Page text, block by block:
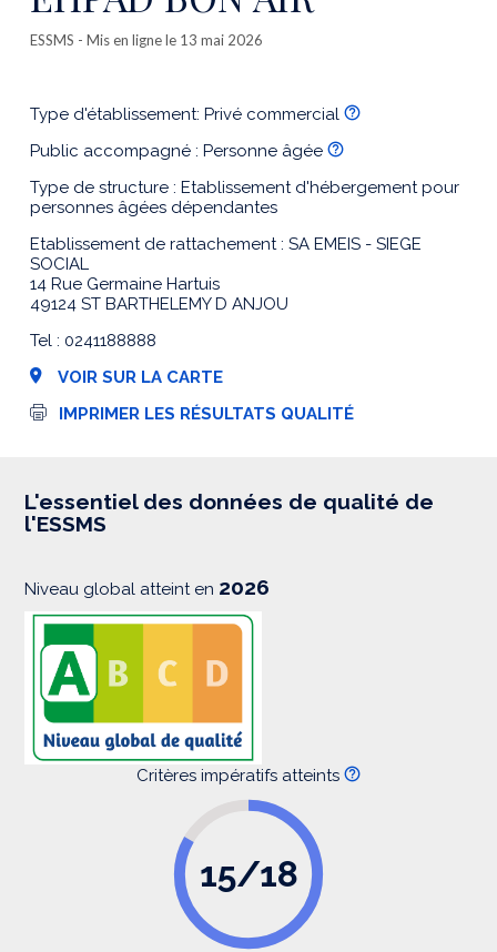
ESSMS - Mis en ligne le 13 mai 2026
Type d'établissement: Privé commercial
Public accompagné : Personne âgée
Type de structure : Etablissement d'hébergement pour
personnes âgées dépendantes
Etablissement de rattachement : SA EMEIS - SIEGE
SOCIAL
14 Rue Germaine Hartuis
49124 ST BARTHELEMY D ANJOU
Tel : 0241188888
VOIR SUR LA CARTE
I
s
i
IMPRIMER LES RÉSULTATS QUALITÉ
L'essentiel des données de qualité de
l'ESSMS
Niveau global atteint en 2026
Critères impératifs atteints
15/18